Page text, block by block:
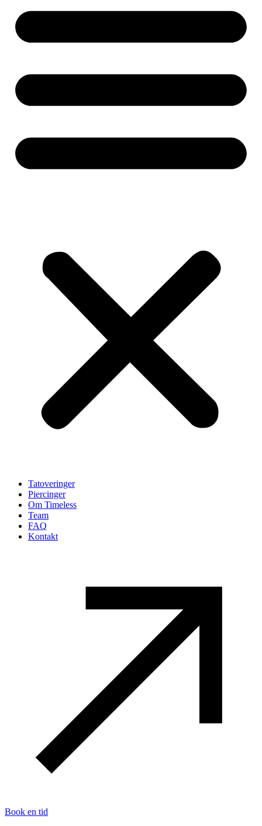
Tatoveringer
Piercinger
Om Timeless
Team
FAQ
Kontakt
Book en tid